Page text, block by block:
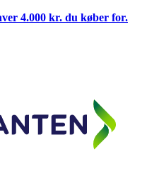
4.000 kr. du køber for.